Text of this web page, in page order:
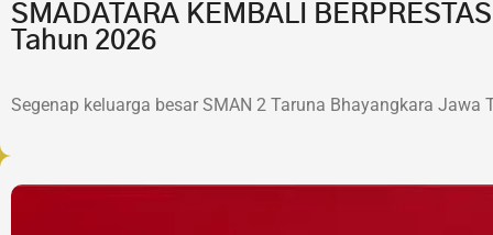
SMADATARA KEMBALI
Tahun 2026
Segenap keluarga besar SMAN 2 Taruna Bhayangkara Jawa